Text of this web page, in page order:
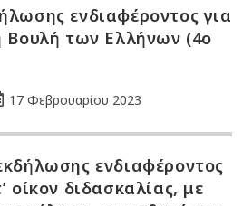
ενδιαφέροντος για
Βουλή των Ελλήνων (4ο
17 Φεβρουαρίου 2023
ενδιαφέροντος
οίκον διδασκαλίας, με